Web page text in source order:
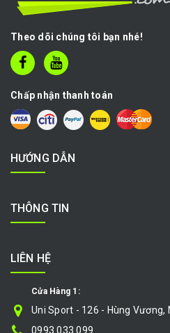
Theo dõi chúng tôi bạn nhé!
Chấp nhận thanh toán
HƯỚNG DẪN
THÔNG TIN
LIÊN HỆ
Cửa Hàng 1:
Uni Sport - 126 - Hùng Vương,
0993.033.099